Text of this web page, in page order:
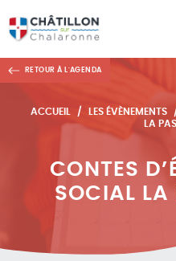
ACCUEIL LES ÉVÈNEMENTS
LA
CONTES
SOCIAL LA
RETOUR À L'AGENDA